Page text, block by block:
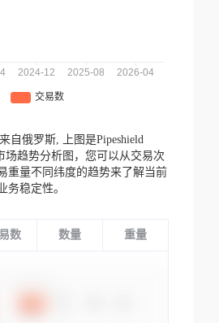
自俄罗斯,
上图是Pipeshield
场趋势分析图，您可以从交易次
重量不同纬度的趋势来了解当前
务稳定性。
数 数量 重量